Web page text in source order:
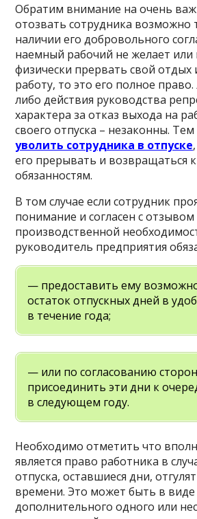
Обратим внимание на очень
отозвать сотрудника возможно
наличии его добровольного
наемный рабочий не желает
физически прервать свой отдых
работу, то это его полное
либо действия руководства
характера за отказ выхода на
своего отпуска – незаконны. Тем
уволить сотрудника в отпуске
его прерывать и возвращаться
обязанностям.
В том случае если сотрудник
понимание и согласен с отзывом
производственной
руководитель предприятия
— предоставить ему
остаток отпускных дней в
в течение года;
— или по согласованию
присоединить эти дни к
в следующем году.
Необходимо отметить что
является право работника в
отпуска, оставшиеся дни,
времени. Это может быть в виде
дополнительного одного или